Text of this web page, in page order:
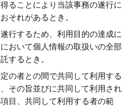
ることにより当該事務の遂行に
それがあるとき。
行するため、利用目的の達成に
おいて個人情報の取扱いの全部
するとき。
の者との間で共同して利用する
その旨並びに共同して利用され
目、共同して利用する者の範